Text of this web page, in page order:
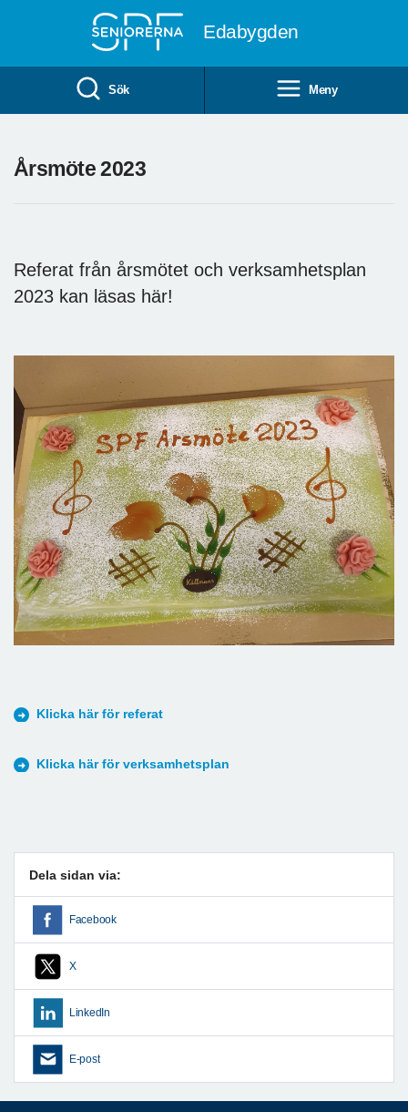
Edabygden
Sök Meny
Årsmöte 2023
Referat från årsmötet och verksamhetsplan
2023 kan läsas här!
Klicka här för referat
Klicka här för verksamhetsplan
Dela sidan via:
Facebook
X
LinkedIn
E-post